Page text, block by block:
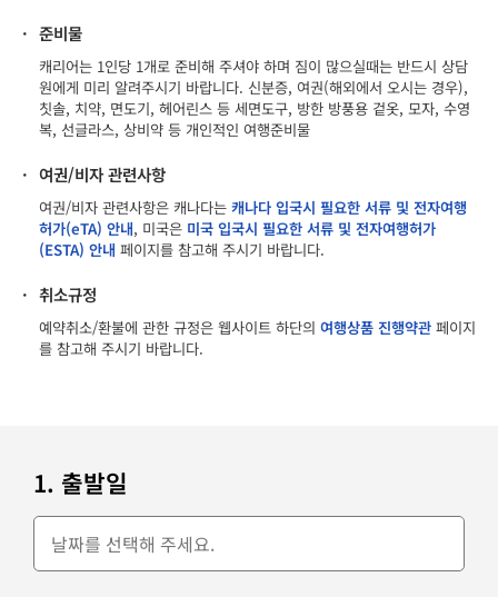
· 준비물
캐리어는 1인당 1개로 준비해 주셔야 하며 짐이 많으실때는 반드시 상담
원에게 미리 알려주시기 바랍니다. 신분증, 여권(해외에서 오시는 경우),
칫솔, 치약, 면도기, 헤어린스 등 세면도구, 방한 방풍용 겉옷, 모자, 수영
복, 선글라스, 상비약 등 개인적인 여행준비물
· 여권/비자 관련사항
여권/비자 관련사항은 캐나다는 캐나다 입국시 필요한 서류 및 전자여행
허가(eTA) 안내, 미국은 미국 입국시 필요한 서류 및 전자여행허가
(ESTA) 안내 페이지를 참고해 주시기 바랍니다.
· 취소규정
예약취소/환불에 관한 규정은 웹사이트 하단의 여행상품 진행약관 페이지
를 참고해 주시기 바랍니다.
1. 출발일